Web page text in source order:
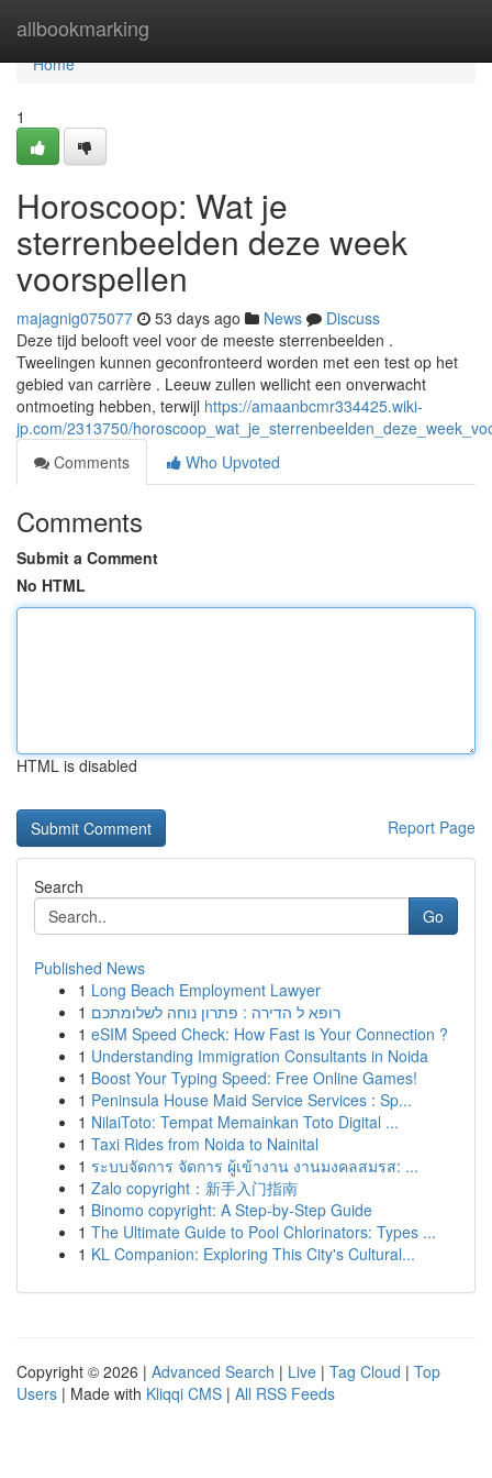
allbookmarking
Home
Home
1
Horoscoop: Wat je
sterrenbeelden deze week
voorspellen
majagnig075077 53 days ago News
Discuss
Deze tijd belooft veel voor de meeste sterrenbeelden .
Tweelingen kunnen geconfronteerd worden met een test op het
gebied van carrière . Leeuw zullen wellicht een onverwacht
ontmoeting hebben, terwijl https://amaanbcmr334425.wiki-
jp.com/2313750/
Comments
Who Upvoted
Comments
Submit a Comment
No HTML
HTML is disabled
Report Page
Search
Go
Published News
1 Long Beach Employment Lawyer
1 רופא ל הדירה : פתרון נוחה לשלומתכם
1 eSIM Speed Check: How Fast is Your Connection ?
1 Understanding Immigration Consultants in Noida
1 Boost Your Typing Speed: Free Online Games!
1 Peninsula House Maid Service Services : Sp...
1 NilaiToto: Tempat Memainkan Toto Digital ...
1 Taxi Rides from Noida to Nainital
1 ระบบจัดการ จัดการ ผู้เข้างาน งานมงคลสมรส: ...
1 Zalo copyright：新手入门指南
1 Binomo copyright: A Step-by-Step Guide
1 The Ultimate Guide to Pool Chlorinators: Types ...
1 KL Companion: Exploring This City's Cultural...
Copyright © 2026 | Advanced Search | Live | Tag Cloud | Top
Users | Made with Kliqqi CMS | All RSS Feeds